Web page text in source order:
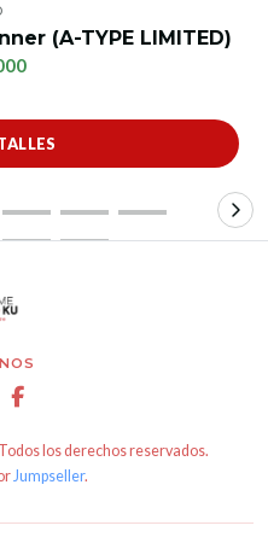
(A-TYPE LIMITED)
los derechos reservados.
Jumpseller.